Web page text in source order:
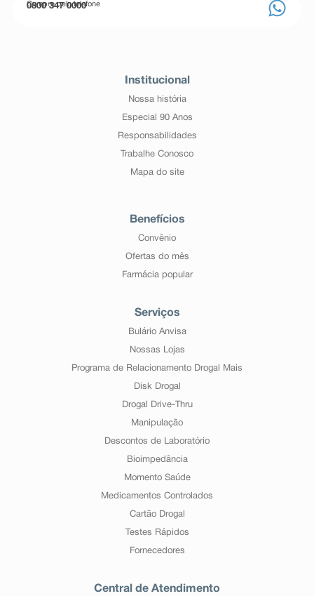
Compre pelo telefone
0800 347 0000
Institucional
Nossa história
Especial 90 Anos
Responsabilidades
Trabalhe Conosco
Mapa do site
Benefícios
Convênio
Ofertas do mês
Farmácia popular
Serviços
Bulário Anvisa
Nossas Lojas
Programa de Relacionamento Drogal Mais
Disk Drogal
Drogal Drive-Thru
Manipulação
Descontos de Laboratório
Bioimpedância
Momento Saúde
Medicamentos Controlados
Cartão Drogal
Testes Rápidos
Fornecedores
Central de Atendimento